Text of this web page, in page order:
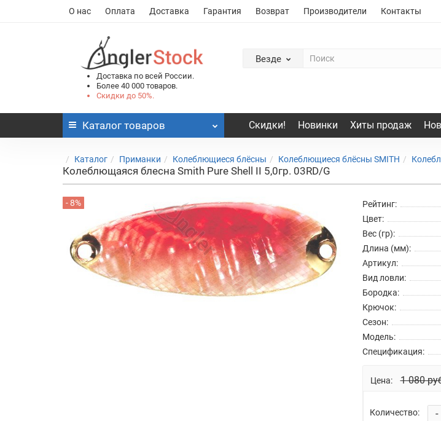
О нас Оплата Доставка Гарантия Возврат Производители Контакты
Доставка по всей России.
Более 40 000 товаров.
Скидки до 50%.
Везде
Каталог товаров Скидки! Новинки Хиты продаж
Каталог Приманки Колеблющиеся блёсны Колеблющиеся блёсны SMITH
Колеблющаяся блесна Smith Pure Shell II 5,0гр. 03RD/G
- 8% Рейтинг:
Цвет:
Вес (гр):
Длина (мм):
Артикул:
Вид ловли:
Бородка:
Крючок:
Сезон:
Модель:
Спецификация:
Цена: 1 080
Количество: -